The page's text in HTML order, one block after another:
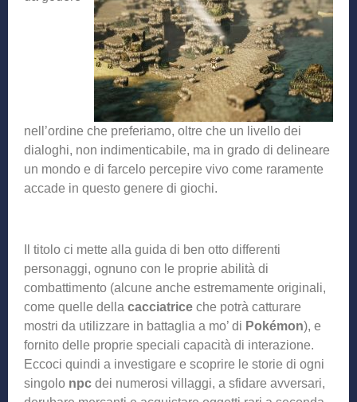
nell’ordine che preferiamo, oltre che un livello dei
dialoghi, non indimenticabile, ma in grado di delineare
un mondo e di farcelo percepire vivo come raramente
accade in questo genere di giochi.
Il titolo ci mette alla guida di ben otto differenti
personaggi, ognuno con le proprie abilità di
combattimento (alcune anche estremamente originali,
come quelle della cacciatrice che potrà catturare
mostri da utilizzare in battaglia a mo’ di Pokémon), e
fornito delle proprie speciali capacità di interazione.
Eccoci quindi a investigare e scoprire le storie di ogni
singolo npc dei numerosi villaggi, a sfidare avversari,